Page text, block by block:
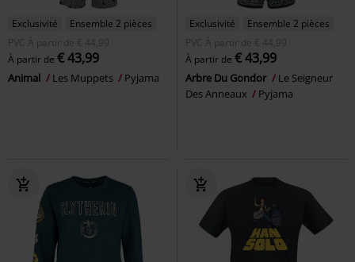
Exclusivité
Ensemble 2 pièces
PVC
À partir de € 44,99
À partir de € 43,99
Animal Les Muppets Pyjama
Exclusivité
Ensemble 2 pièces
PVC
À partir de € 44,99
À partir de € 43,99
Arbre Du Gondor
Le Seigneur
Des Anneaux
Pyjama